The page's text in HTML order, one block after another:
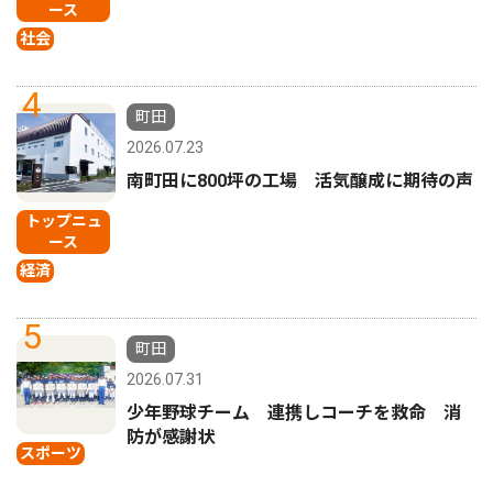
ース
社会
4
トップニュ
ース
経済
町田
2026.07.23
南町田に800坪の工場 活気醸成に期待の声
5
スポーツ
町田
2026.07.31
少年野球チーム 連携しコーチを救命 消
防が感謝状